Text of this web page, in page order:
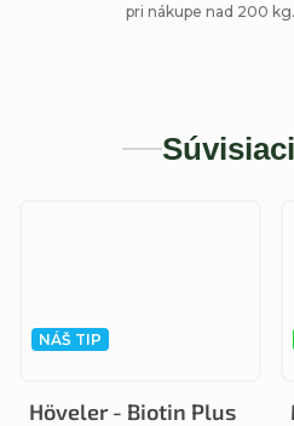
pri nákupe nad 200 kg.
NÁŠ TIP
Höveler - Biotin Plus